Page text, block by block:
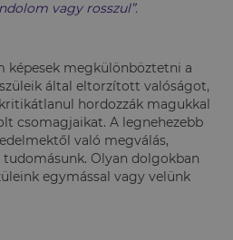
vagy rosszul”.
képesek megkülönböztetni a
által eltorzított valóságot,
hordozzák magukkal
csomagjaikat. A legnehezebb
való megválás,
Olyan dolgokban
egymással vagy velünk